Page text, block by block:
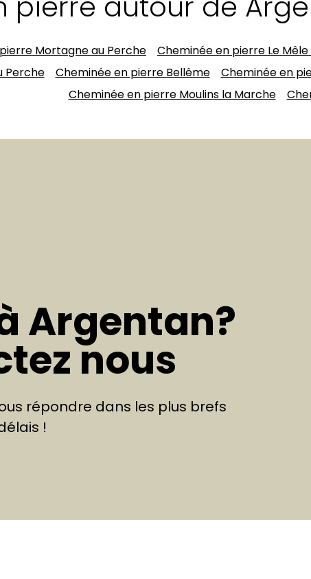
Mortagne au Perche Cheminée en pierre Le
Perche
Cheminée en pierre Bellême Cheminée en
Cheminée en pierre Moulins la Marche
Argentan?
nous
répondre dans les plus brefs
!